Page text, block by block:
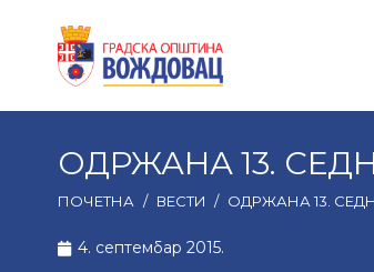
ОДРЖАНА 13.
ПОЧЕТНА / ВЕСТИ / ОДРЖАНА 13.
4. септембар 2015.